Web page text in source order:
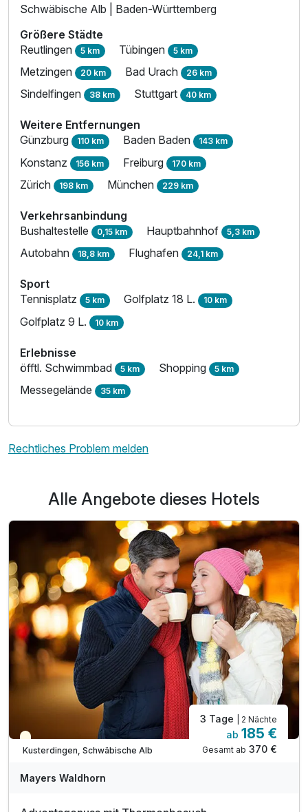
Schwäbische Alb | Baden-Württemberg
Größere Städte
Reutlingen 5 km Tübingen 5 km
Metzingen 20 km Bad Urach 26 km
Sindelfingen 38 km Stuttgart 40 km
Weitere Entfernungen
Günzburg 110 km Baden Baden 143 km
Konstanz 156 km Freiburg 170 km
Zürich 198 km München 229 km
Verkehrsanbindung
Bushaltestelle 0,15 km Hauptbahnhof 5,3 km
Autobahn 18,8 km Flughafen 24,1 km
Sport
Tennisplatz 5 km Golfplatz 18 L. 10 km
Golfplatz 9 L. 10 km
Erlebnisse
öfftl. Schwimmbad 5 km Shopping 5 km
Messegelände 35 km
Rechtliches Problem melden
Alle Angebote dieses Hotels
Teilweise ausgelastet
Kusterdingen, Schwäbische Alb
3 Tage | 2 Nächte
ab 185 €
Gesamt ab 370 €
Mayers Waldhorn